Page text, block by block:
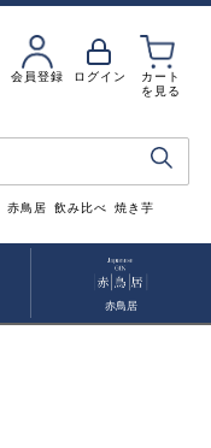
会員登録 ログイン
カート
を見る
赤鳥居 飲み比べ 焼き芋
赤鳥居